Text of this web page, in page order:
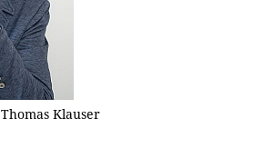
Thomas Klauser